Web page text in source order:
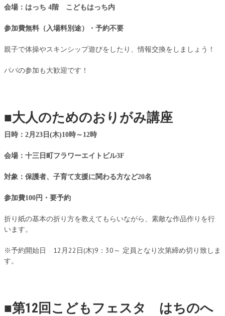
会場：はっち 4階 こどもはっち内
参加費無料（入場料別途）・予約不要
親子で体操やスキンシップ遊びをしたり、情報交換をしましょう！
パパの参加も大歓迎です！
■大人のためのおりがみ講座
日時：2月23日(木)10時～12時
会場：十三日町フラワーエイトビル3F
対象：保護者、子育て支援に関わる方など20名
参加費100円・要予約
折り紙の基本の折り方を教えてもらいながら、素敵な作品作りを行
います。
※予約開始日 12月22日(木)9：30～ 定員となり次第締め切り致しま
す。
■第12回こどもフェスタ はちのへ